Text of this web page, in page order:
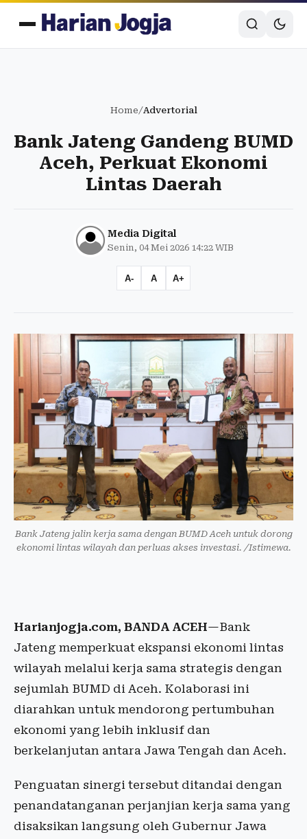
Home/Advertorial
Bank Jateng Gandeng BUMD
Aceh, Perkuat Ekonomi
Lintas Daerah
Media Digital
Senin, 04 Mei 2026 14:22 WIB
A- A A+
Bank Jateng jalin kerja sama dengan BUMD Aceh untuk dorong
ekonomi lintas wilayah dan perluas akses investasi. /Istimewa.
Harianjogja.com, BANDA ACEH—Bank
Jateng memperkuat ekspansi ekonomi lintas
wilayah melalui kerja sama strategis dengan
sejumlah BUMD di Aceh. Kolaborasi ini
diarahkan untuk mendorong pertumbuhan
ekonomi yang lebih inklusif dan
berkelanjutan antara Jawa Tengah dan Aceh.
Penguatan sinergi tersebut ditandai dengan
penandatanganan perjanjian kerja sama yang
disaksikan langsung oleh Gubernur Jawa